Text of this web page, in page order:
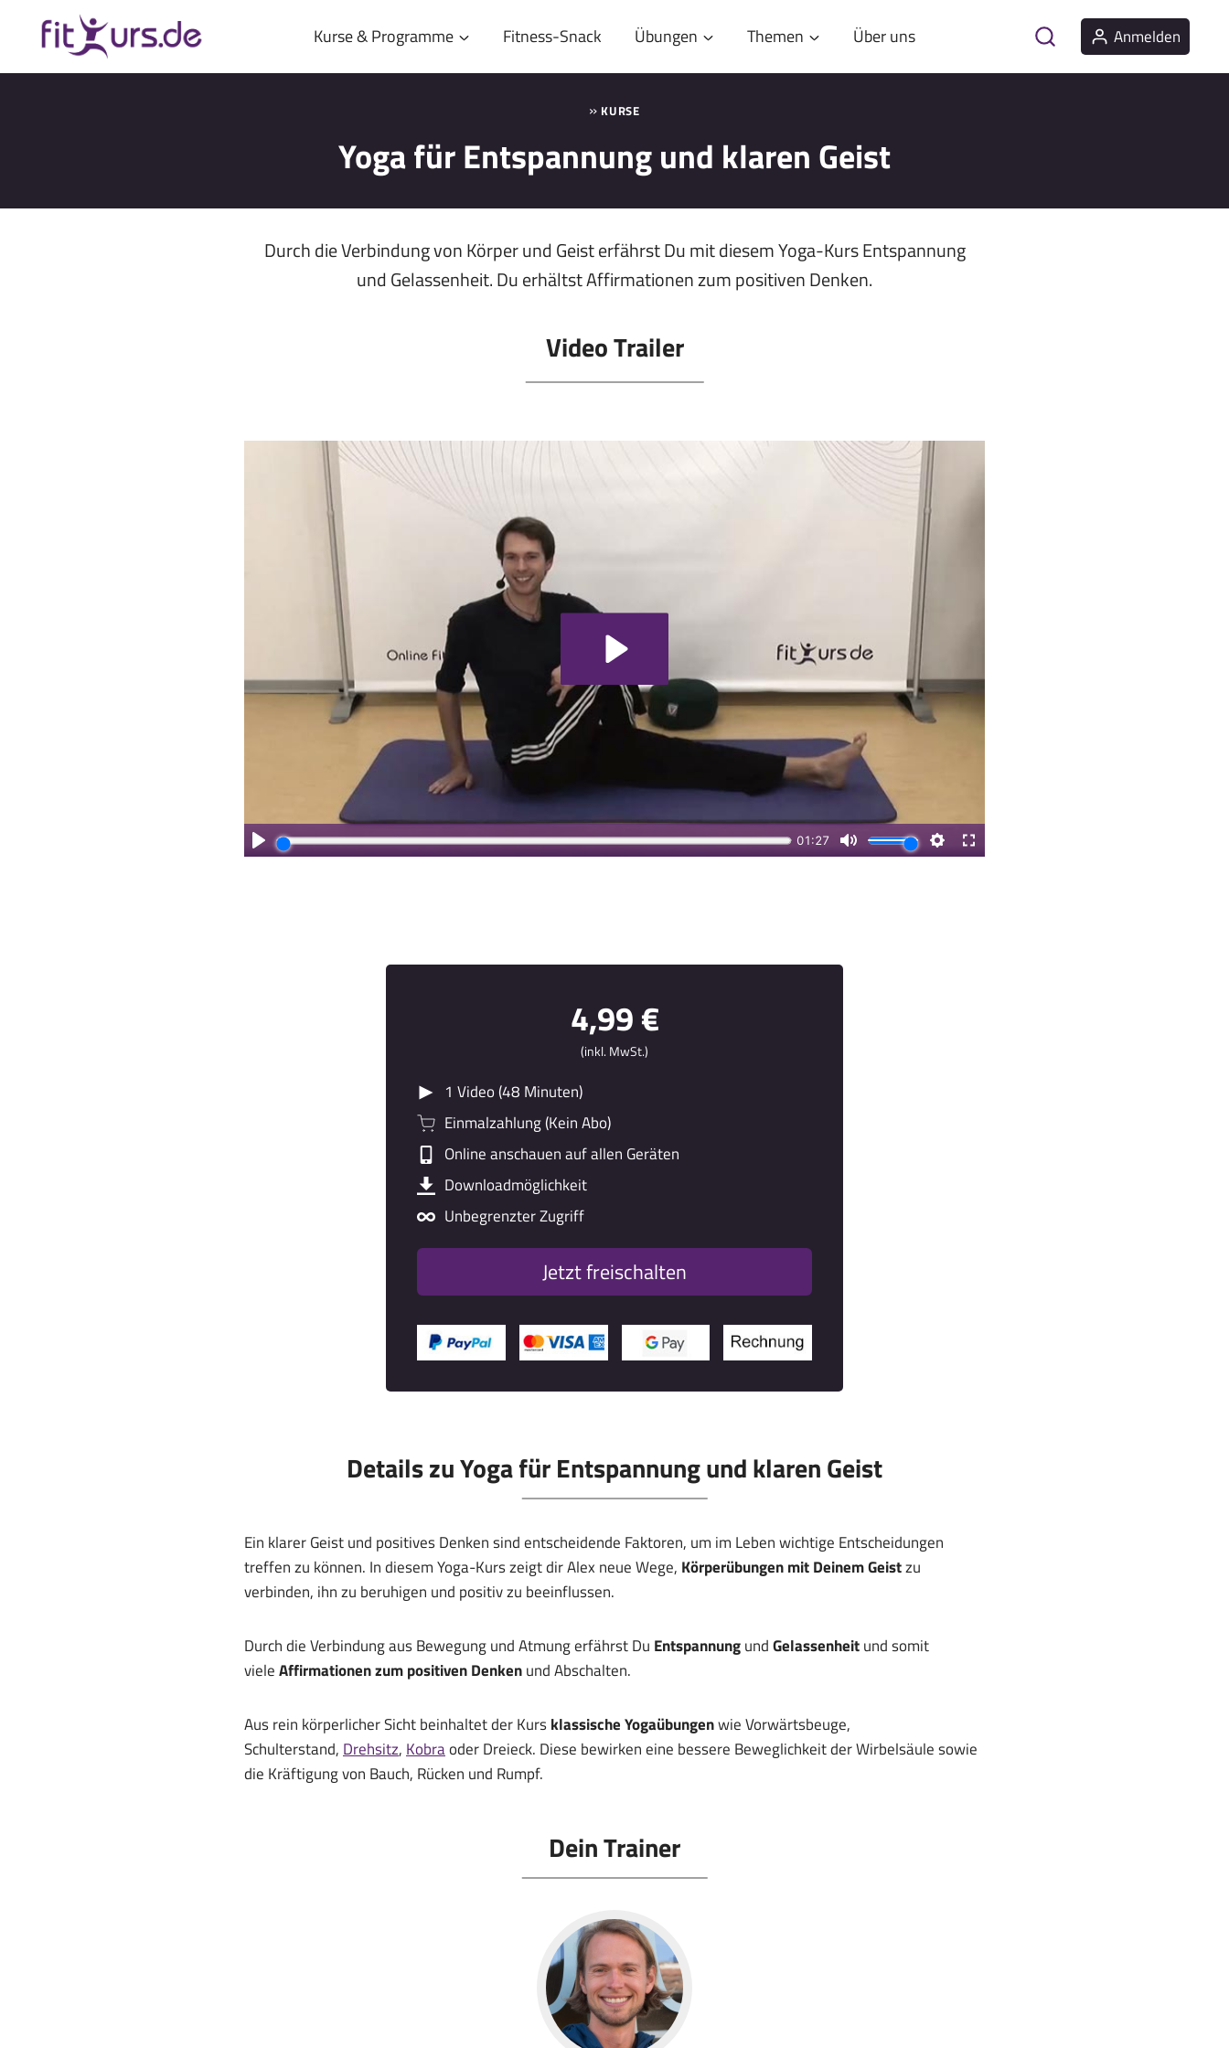
Kurse & Programme Fitness-Snack Übungen Themen Über uns Anmelden
» KURSE
Yoga für Entspannung und klaren Geist
Durch die Verbindung von Körper und Geist erfährst Du mit diesem Yoga-Kurs Entspannung
und Gelassenheit. Du erhältst Affirmationen zum positiven Denken.
Video Trailer
4,99 €
(inkl. MwSt.)
1 Video (48 Minuten)
Einmalzahlung (Kein Abo)
Online anschauen auf allen Geräten
Downloadmöglichkeit
Unbegrenzter Zugriff
Jetzt freischalten
Details zu Yoga für Entspannung und klaren Geist
Ein klarer Geist und positives Denken sind entscheidende Faktoren, um im Leben wichtige Entscheidungen
treffen zu können. In diesem Yoga-Kurs zeigt dir Alex neue Wege, Körperübungen mit Deinem Geistzu
verbinden, ihn zu beruhigen und positiv zu beeinflussen.
Durch die Verbindung aus Bewegung und Atmung erfährst Du EntspannungundGelassenheitund somit
vieleAffirmationen zum positiven Denkenund Abschalten.
Aus rein körperlicher Sicht beinhaltet der Kursklassische Yogaübungenwie Vorwärtsbeuge,
Schulterstand, Drehsitz, Kobraoder Dreieck. Diese bewirken eine bessere Beweglichkeit der Wirbelsäule sowie
die Kräftigung von Bauch, Rücken und Rumpf.
Dein Trainer